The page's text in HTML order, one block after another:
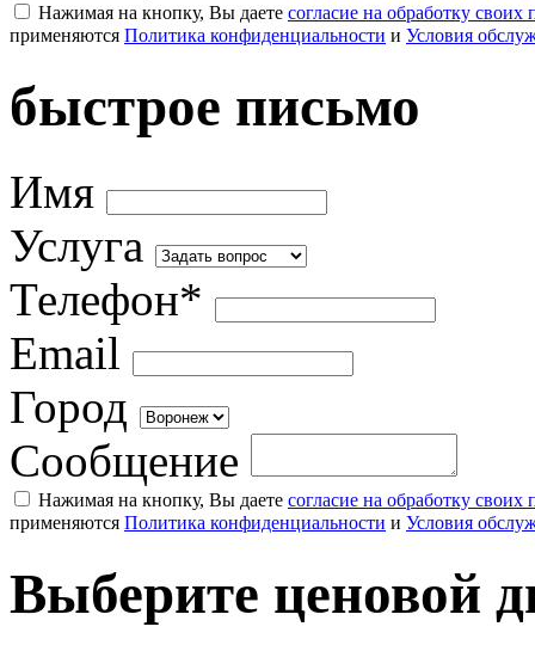
Нажимая на кнопку, Вы даете согласие на обработку
применяются Политика конфиденциальности и Условия
быстрое письмо
Имя
Услуга
Телефон*
Email
Город
Сообщение
Нажимая на кнопку, Вы даете согласие на обработку
применяются Политика конфиденциальности и Условия
Выберите ценовой